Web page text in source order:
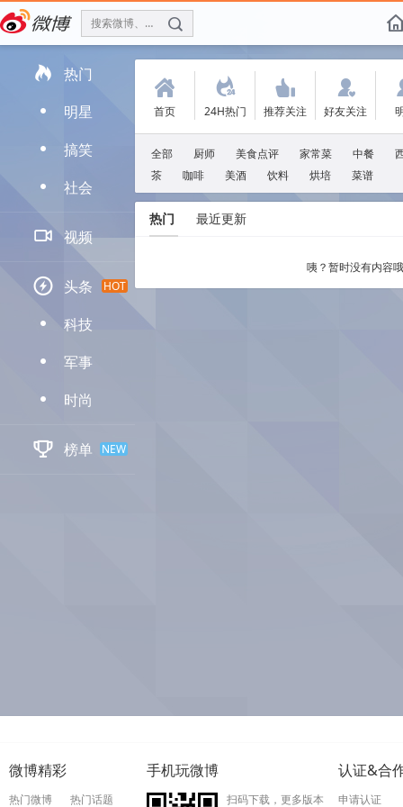
搜索微博、找人 f
 热门
D 明星
D 搞笑
D 社会
 视频
 头条 HOT
D 科技
D 军事
D 时尚
 榜单 NEW
(
首页
.
24H热门
'
推荐关注
:
好友关注
全部 厨师 美食点评 家常菜 中餐
茶
咖啡 美酒 饮料 烘培 菜谱
热门 最近更新
咦？暂时没有内容
微博精彩
热门微博 热门话题
手机玩微博
扫码下载，更多版本
认证&合
申请认证